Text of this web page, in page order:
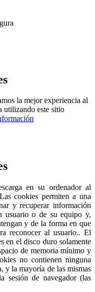
la mejor experiencia al
utilizando este sitio
en su ordenador al
cookies permiten a una
y recuperar información
usuario o de su equipo y,
y de la forma en que
reconocer al usuario.. El
en el disco duro solamente
de memoria mínimo y
no contienen ninguna
y la mayoría de las mismas
sesión de navegador (las